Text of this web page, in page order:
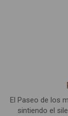
El Paseo de los
sintiendo el